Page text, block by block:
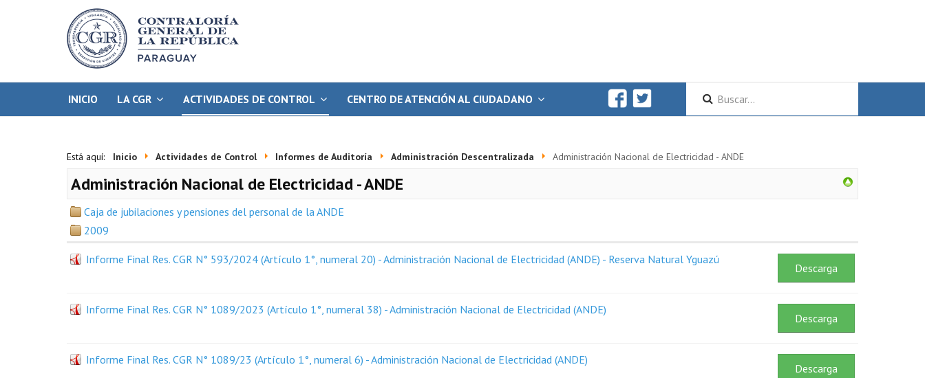
INICIO LA CGR ACTIVIDADES DE CONTROL CENTRO DE ATENCIÓN AL CIUDADANO
Está aquí: Inicio Actividades de Control Informes de Auditoría Administración Descentralizada Administración Nacional de Electricidad - ANDE
Administración Nacional de Electricidad - ANDE
Caja de jubilaciones y pensiones del personal de la ANDE
2009
Informe Final Res. CGR N° 593/2024 (Artículo 1°, numeral 20) - Administración Nacional de Electricidad (ANDE) - Reserva Natural Yguazú
Descarga
Informe Final Res. CGR N° 1089/2023 (Artículo 1°, numeral 38) - Administración Nacional de Electricidad (ANDE)
Descarga
Informe Final Res. CGR N° 1089/23 (Artículo 1°, numeral 6) - Administración Nacional de Electricidad (ANDE)
Descarga